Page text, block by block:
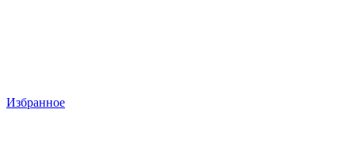
Избранное